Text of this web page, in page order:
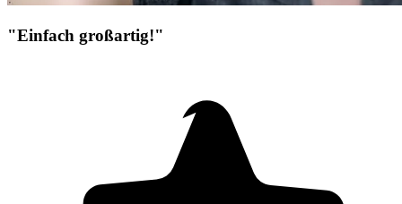
"Einfach großartig!"